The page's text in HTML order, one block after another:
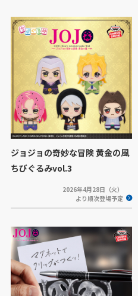
ジョジョの奇妙な冒険 黄金の風
ちびぐるみvol.3
2026年4月28日（火）
より順次登場予定